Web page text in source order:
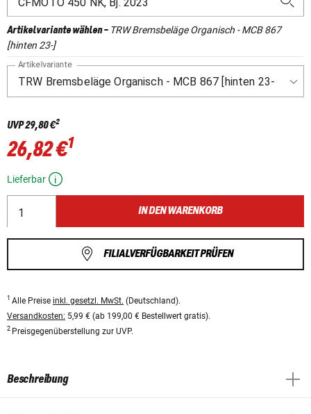
Artikelvariante wählen- TRW Bremsbeläge Organisch - MCB 867
[hinten 23-]
Artikelvariante
UVP29,80 €2
26,82 €1
Lieferbar
IN DEN WARENKORB
FILIALVERFÜGBARKEIT PRÜFEN
1 Alle Preise inkl. gesetzl. MwSt. (Deutschland).
Versandkosten: 5,99 € (ab 199,00 € Bestellwert gratis).
2 Preisgegenüberstellung zur UVP.
Beschreibung